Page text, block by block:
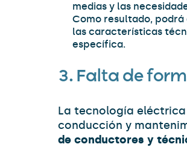
medias y las
Como resultado,
las características
específica.
3. Falta de
La tecnología
conducción y
de conductores y